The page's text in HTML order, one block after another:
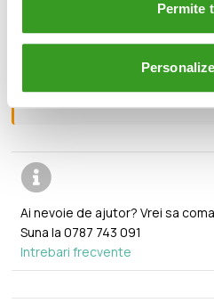
Permite
🔄 fara vreo justificare.
🚚
Ai nevoie de ajutor? Vrei sa
Suna la0787 743 091
Intrebari frecvente